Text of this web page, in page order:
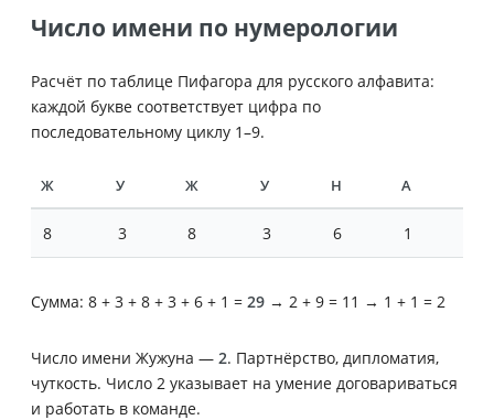
Число имени по нумерологии
Расчёт по таблице Пифагора для русского алфавита:
каждой букве соответствует цифра по
последовательному циклу 1–9.
Ж У Ж У Н А
8 3 8 3 6 1
Сумма: 8 + 3 + 8 + 3 + 6 + 1 = 29 → 2 + 9 = 11 → 1 + 1 = 2
Число имени Жужуна — 2. Партнёрство, дипломатия,
чуткость. Число 2 указывает на умение договариваться
и работать в команде.